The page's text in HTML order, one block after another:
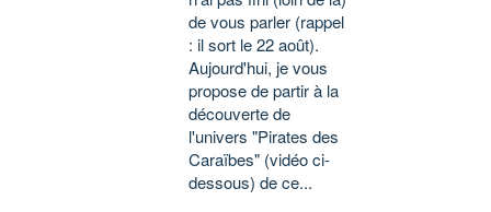
de vous parler (rappel
: il sort le 22 août).
Aujourd'hui, je vous
propose de partir à la
découverte de
l'univers "Pirates des
Caraïbes" (vidéo ci-
dessous) de ce...